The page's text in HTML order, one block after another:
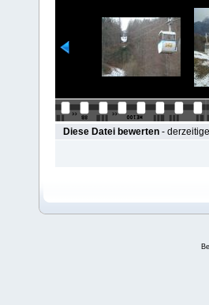
Diese Datei bewerten -